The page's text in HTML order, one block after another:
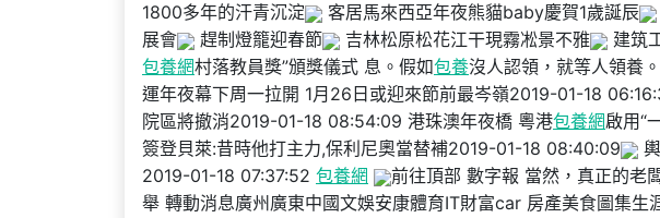
1800多年的汗青沉淀
客居馬來西亞年夜熊貓baby慶賀1歲誕辰
展會
趕制燈籠迎春節 吉林松原松花江干現霧凇景不雅 建筑
包養網村落教員獎”頒獎儀式 息。假如包養沒人認領，就等人領養。
運年夜幕下周一拉開 1月26日或迎來節前最岑嶺2019-01-18
院區將撤消2019-01-18 08:54:09 港珠澳年夜橋 粵港包養網啟用“
簽登貝萊:昔時他打主力,保利尼奧當替補2019-01-18 08:40:09
2019-01-18 07:37:52 包養網
前往頂部 數字報 當然，真正的老
舉 轉動消息廣州廣東中國文娛安康體育IT財富car 房產美食圖集